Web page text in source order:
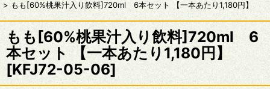
> もも[60%桃果汁入り飲料]720ml 6本セット 【一本あたり1,180円】
もも[60%桃果汁入り飲料]720ml 6
本セット 【一本あたり1,180円】
[KFJ72-05-06]